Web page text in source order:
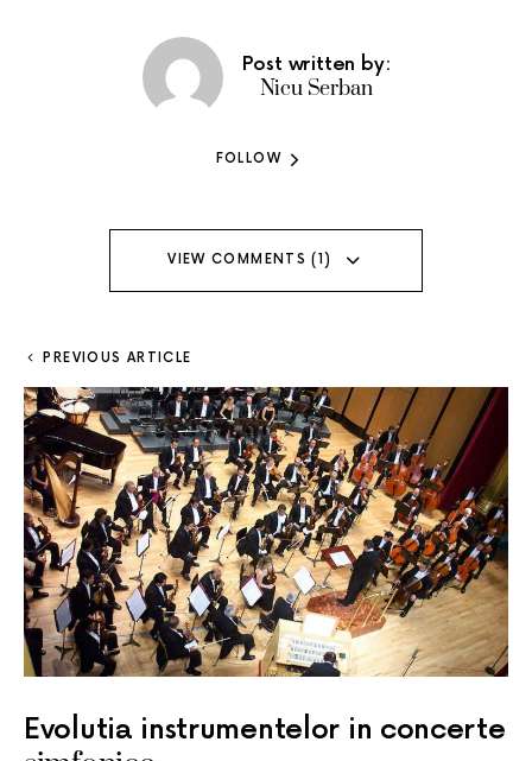
Post written by:
Nicu Serban
FOLLOW
VIEW COMMENTS (1)
PREVIOUS ARTICLE
Evolutia instrumentelor in concerte